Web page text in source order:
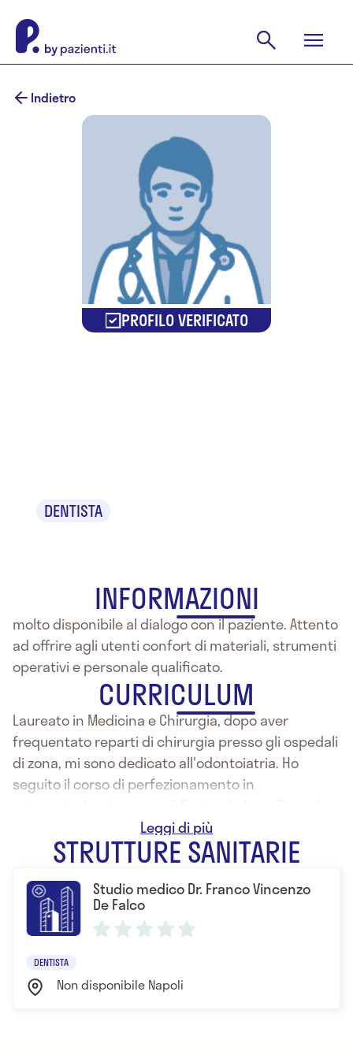
Indietro
PROFILO VERIFICATO
DENTISTA
INFORMAZIONI
molto disponibile al dialogo con il paziente. Attento
ad offrire agli utenti confort di materiali, strumenti
operativi e personale qualificato.
CURRICULUM
Laureato in Medicina e Chirurgia, dopo aver
frequentato reparti di chirurgia presso gli ospedali
di zona, mi sono dedicato all'odontoiatria. Ho
seguito il corso di perfezionamento in
Odontostomatologiche dell'Università di Torino e di
Chirurgia orale presso il policlinico Gemelli di Roma.
Attualmente mi dedico alla terapia
ortognatodontica e alla piccola chirurgia orale
ambulatoriale.
STRUTTURE SANITARIE
Studio medico Dr. Franco Vincenzo
De Falco
DENTISTA
Non disponibile Napoli